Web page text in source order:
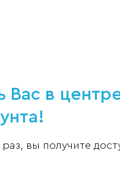
Вас в
вы получите